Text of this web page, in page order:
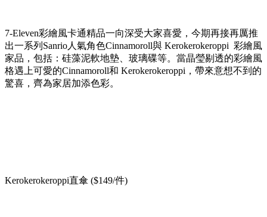
7-Eleven彩繪風卡通精品一向深受大家喜愛，今期再接再厲推
出一系列Sanrio人氣角色Cinnamoroll與 Kerokerokeroppi 彩繪風
家品，包括：硅藻泥軟地墊、玻璃碟等。當晶瑩剔透的彩繪風
格遇上可愛的Cinnamoroll和 Kerokerokeroppi，帶來意想不到的
驚喜，齊為家居加添色彩。
Kerokerokeroppi直傘 ($149/件)